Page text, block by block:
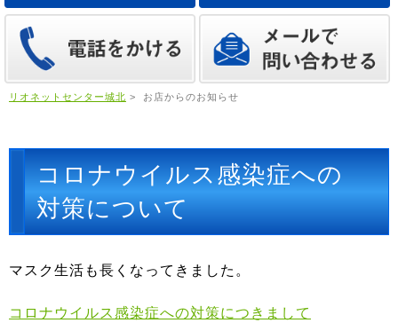
リオネットセンター城北 > お店からのお知らせ
コロナウイルス感染症への
対策について
マスク生活も長くなってきました。
コロナウイルス感染症への対策につきまして